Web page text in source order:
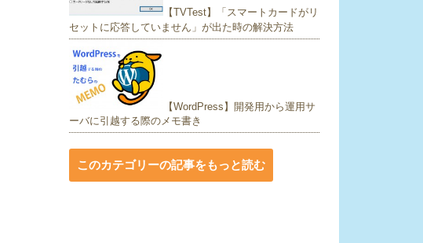
【TVTest】「スマートカードがリ
セットに応答していません」が出た時の解決方法
【WordPress】開発用から運用サ
ーバに引越する際のメモ書き
このカテゴリーの記事をもっと読む